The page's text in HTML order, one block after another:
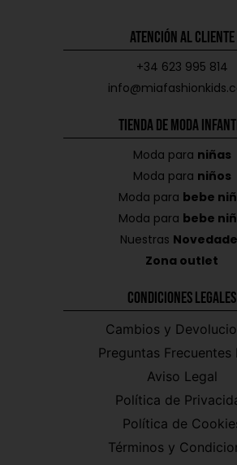
Atención al Cliente
+34 623 995 814
Tienda de Moda
Moda para niñas
Moda para niños
Moda para bebe
Moda para bebe
Nuestras
Zona outlet
Condiciones Legales
Cambios y
Preguntas Frecuentes
Aviso Legal
Política de
Política de
Términos y